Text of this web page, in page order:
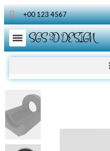
+00 123 4567
SGS 3D DESIGN